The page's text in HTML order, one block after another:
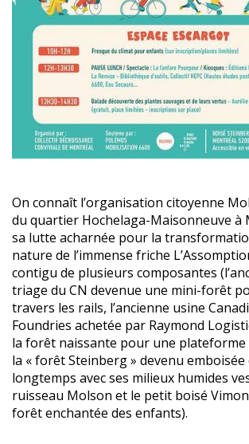
On connaît l’organisation citoyenne
du quartier Hochelaga-Maisonneuve
sa lutte acharnée pour la
nature de l’immense friche
contigu de plusieurs composantes
triage du CN devenue une mini-forêt
travers les rails, l’ancienne usine
Foundries achetée par Raymond
la forêt naissante pour une plateforme
la « forêt Steinberg » devenu emboisée
longtemps avec ses milieux humides
ruisseau Molson et le petit boisé
forêt enchantée des enfants).